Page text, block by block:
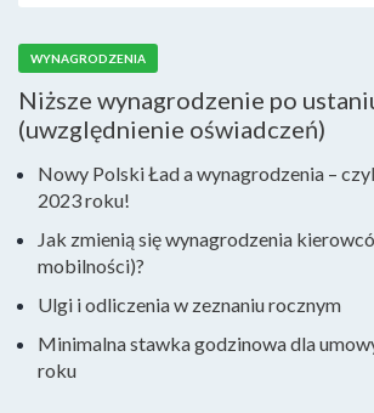
WYNAGRODZENIA
Niższe wynagrodzenie po
(uwzględnienie oświadczeń)
Nowy Polski Ład a wynagrodzenia –
2023 roku!
Jak zmienią się wynagrodzenia
mobilności)?
Ulgi i odliczenia w zeznaniu rocznym
Minimalna stawka godzinowa dla
roku